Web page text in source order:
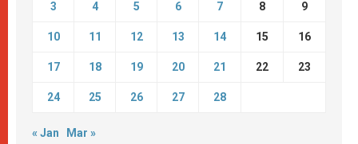
3 4 5 6 7 8 9
10 11 12 13 14 15 16
17 18 19 20 21 22 23
24 25 26 27 28
« Jan Mar »